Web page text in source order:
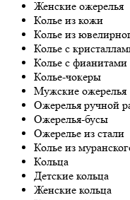
Женские ожерелья
Колье из кожи
Колье из
Колье с
Колье с фианитами
Колье-чокеры
Мужские ожерелья
Ожерелья ручной
Ожерелья-бусы
Ожерелье из стали
Колье из
Кольца
Детские кольца
Женские кольца